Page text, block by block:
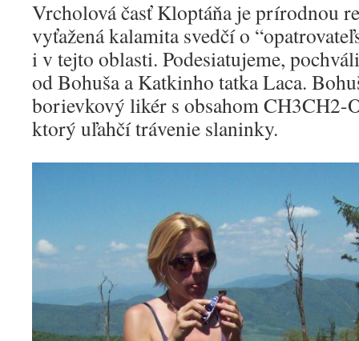
Vrcholová časť Kloptáňa je prírodnou
vyťažená kalamita svedčí o
i v tejto oblasti. Podesiatujeme,
od Bohuša a Katkinho tatka Laca.
borievkový likér s obsahom CH3CH2-
ktorý uľahčí trávenie slaninky.